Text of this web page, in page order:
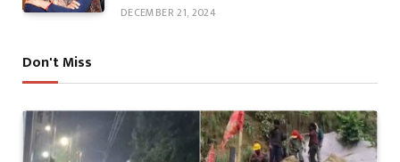
DECEMBER 21, 2024
Don't Miss